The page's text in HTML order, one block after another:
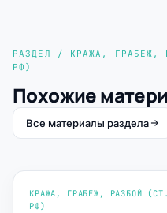
РАЗДЕЛ / КРАЖА, ГРАБЕЖ,
РФ)
Похожие
Все материалы раздела
КРАЖА, ГРАБЕЖ, РАЗБОЙ
РФ)